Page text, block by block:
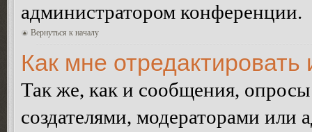
администратором конференции.
Вернуться к началу
Как мне
Так же, как и сообщения, опросы
создателями, модераторами или